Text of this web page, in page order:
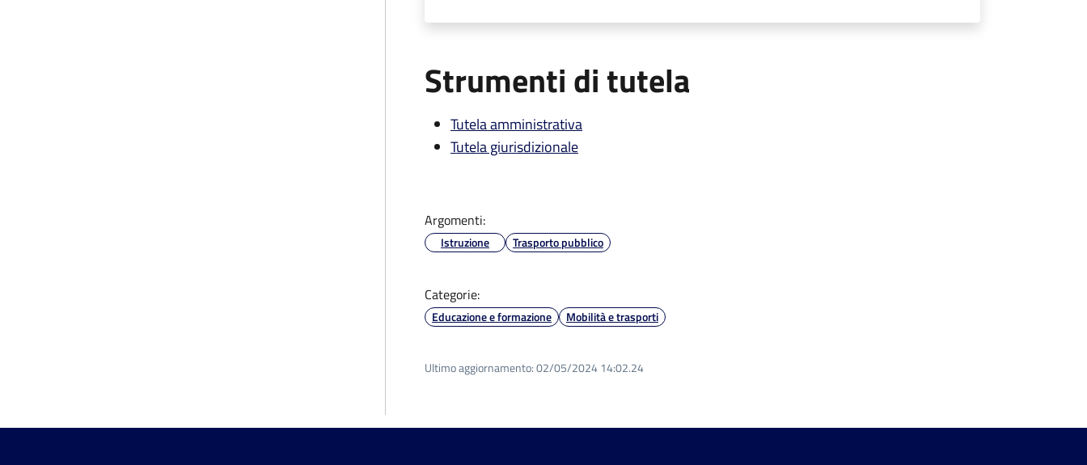
Strumenti di tutela
Tutela amministrativa
Tutela giurisdizionale
Argomenti:
Istruzione Trasporto pubblico
Categorie:
Educazione e formazione Mobilità e trasporti
Ultimo aggiornamento:02/05/2024 14:02.24